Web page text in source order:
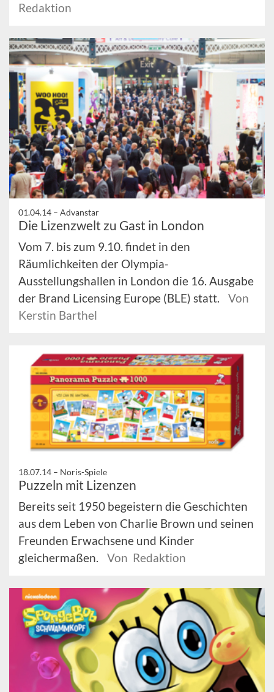
Redaktion
01.04.14 – Advanstar
Die Lizenzwelt zu Gast in London
Vom 7. bis zum 9.10. findet in den
Räumlichkeiten der Olympia-
Ausstellungshallen in London die 16. Ausgabe
der Brand Licensing Europe (BLE) statt.
Von
Kerstin Barthel
18.07.14 – Noris-Spiele
Puzzeln mit Lizenzen
Bereits seit 1950 begeistern die Geschichten
aus dem Leben von Charlie Brown und seinen
Freunden Erwachsene und Kinder
gleichermaßen.
Von Redaktion